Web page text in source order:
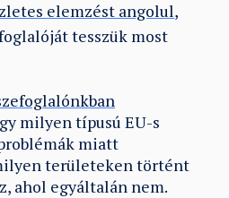
elemzést angolul,
tesszük most
milyen típusú EU-s
miatt
területeken történt
ahol egyáltalán nem.